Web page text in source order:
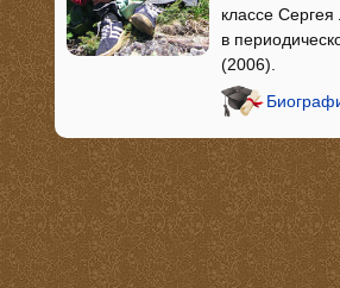
классе
в
(2006).